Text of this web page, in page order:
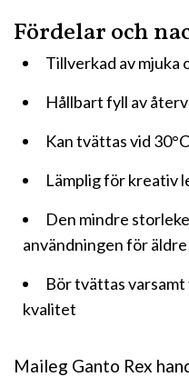
Maileg Ganto Rex
Fördelar och
Tillverkad av mjuka
Hållbart fyll av
Kan tvättas vid 30°C
Lämplig för kreativ
Den mindre
användningen för
Bör tvättas
kvalitet